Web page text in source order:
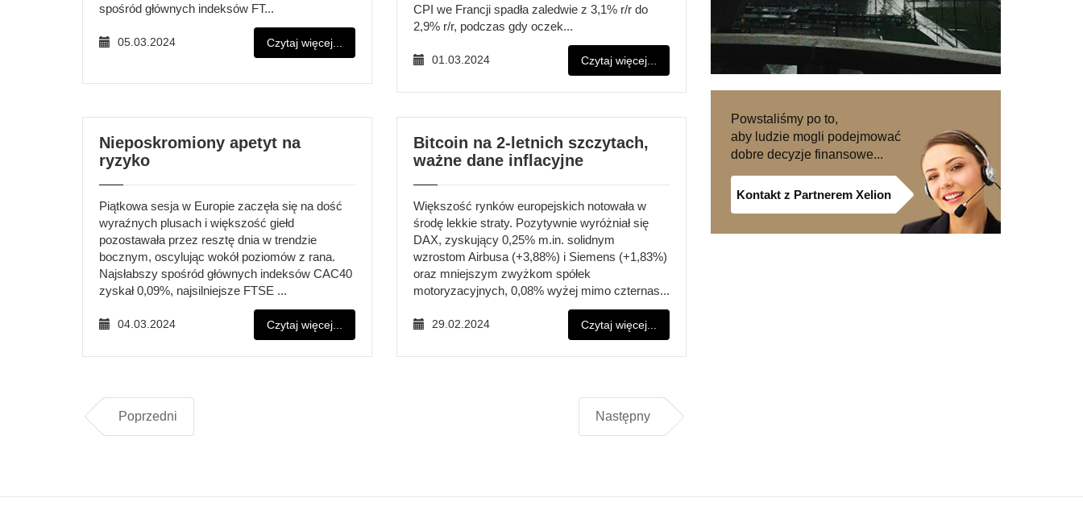
spośród głównych indeksów FT...
05.03.2024 Czytaj więcej...
CPI we Francji spadła zaledwie z 3,1% r/r do
2,9% r/r, podczas gdy oczek...
01.03.2024 Czytaj więcej...
Nieposkromiony apetyt na
ryzyko
Piątkowa sesja w Europie zaczęła się na dość
wyraźnych plusach i większość giełd
pozostawała przez resztę dnia w trendzie
bocznym, oscylując wokół poziomów z rana.
Najsłabszy spośród głównych indeksów CAC40
zyskał 0,09%, najsilniejsze FTSE ...
04.03.2024 Czytaj więcej...
Bitcoin na 2-letnich szczytach,
ważne dane inflacyjne
Większość rynków europejskich notowała w
środę lekkie straty. Pozytywnie wyróżniał się
DAX, zyskujący 0,25% m.in. solidnym
wzrostom Airbusa (+3,88%) i Siemens (+1,83%)
oraz mniejszym zwyżkom spółek
motoryzacyjnych, 0,08% wyżej mimo czternas...
29.02.2024 Czytaj więcej...
Poprzedni Następny
Powstaliśmy po to,
aby ludzie mogli podejmować
dobre decyzje finansowe...
Kontakt z Partnerem Xelion